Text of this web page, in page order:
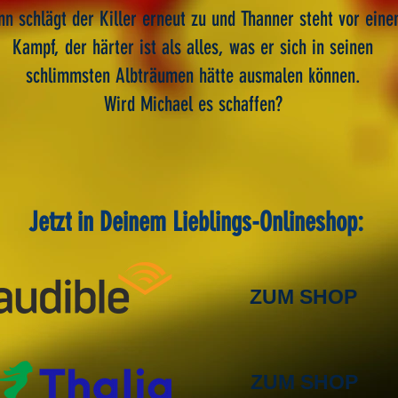
schlägt der Killer erneut zu und Thanner steht vor
Kampf, der härter ist als alles, was er sich in seinen
schlimmsten Albträumen hätte ausmalen können.
Wird Michael es schaffen?
Jetzt in Deinem Lieblings-Onlineshop:
ZUM SHOP
ZUM SHOP